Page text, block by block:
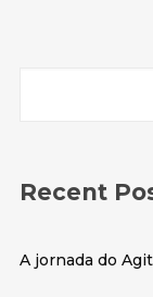
Recent
A jornada do